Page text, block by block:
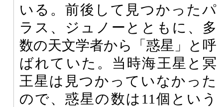
いる。前後して見つかったパ
ラス、ジュノーとともに、多
数の天文学者から「惑星」と呼
ばれていた。当時海王星と冥
王星は見つかっていなかった
ので、惑星の数は11個という